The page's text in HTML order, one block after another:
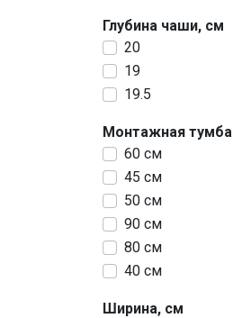
Глубина чаши, см
20
19
19.5
Монтажная тумба
60 см
45 см
50 см
90 см
80 см
40 см
Ширина, см